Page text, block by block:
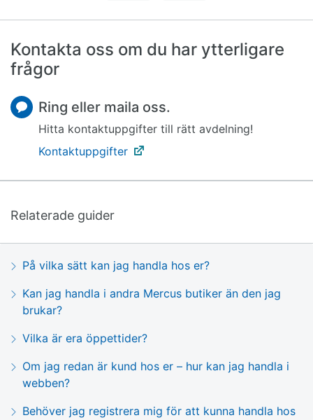
Kontakta oss om du har ytterligare
frågor
Ring eller maila oss.
Hitta kontaktuppgifter till rätt avdelning!
Kontaktuppgifter
Relaterade guider
På vilka sätt kan jag handla hos er?
Kan jag handla i andra Mercus butiker än den jag
brukar?
Vilka är era öppettider?
Om jag redan är kund hos er – hur kan jag handla i
webben?
Behöver jag registrera mig för att kunna handla hos